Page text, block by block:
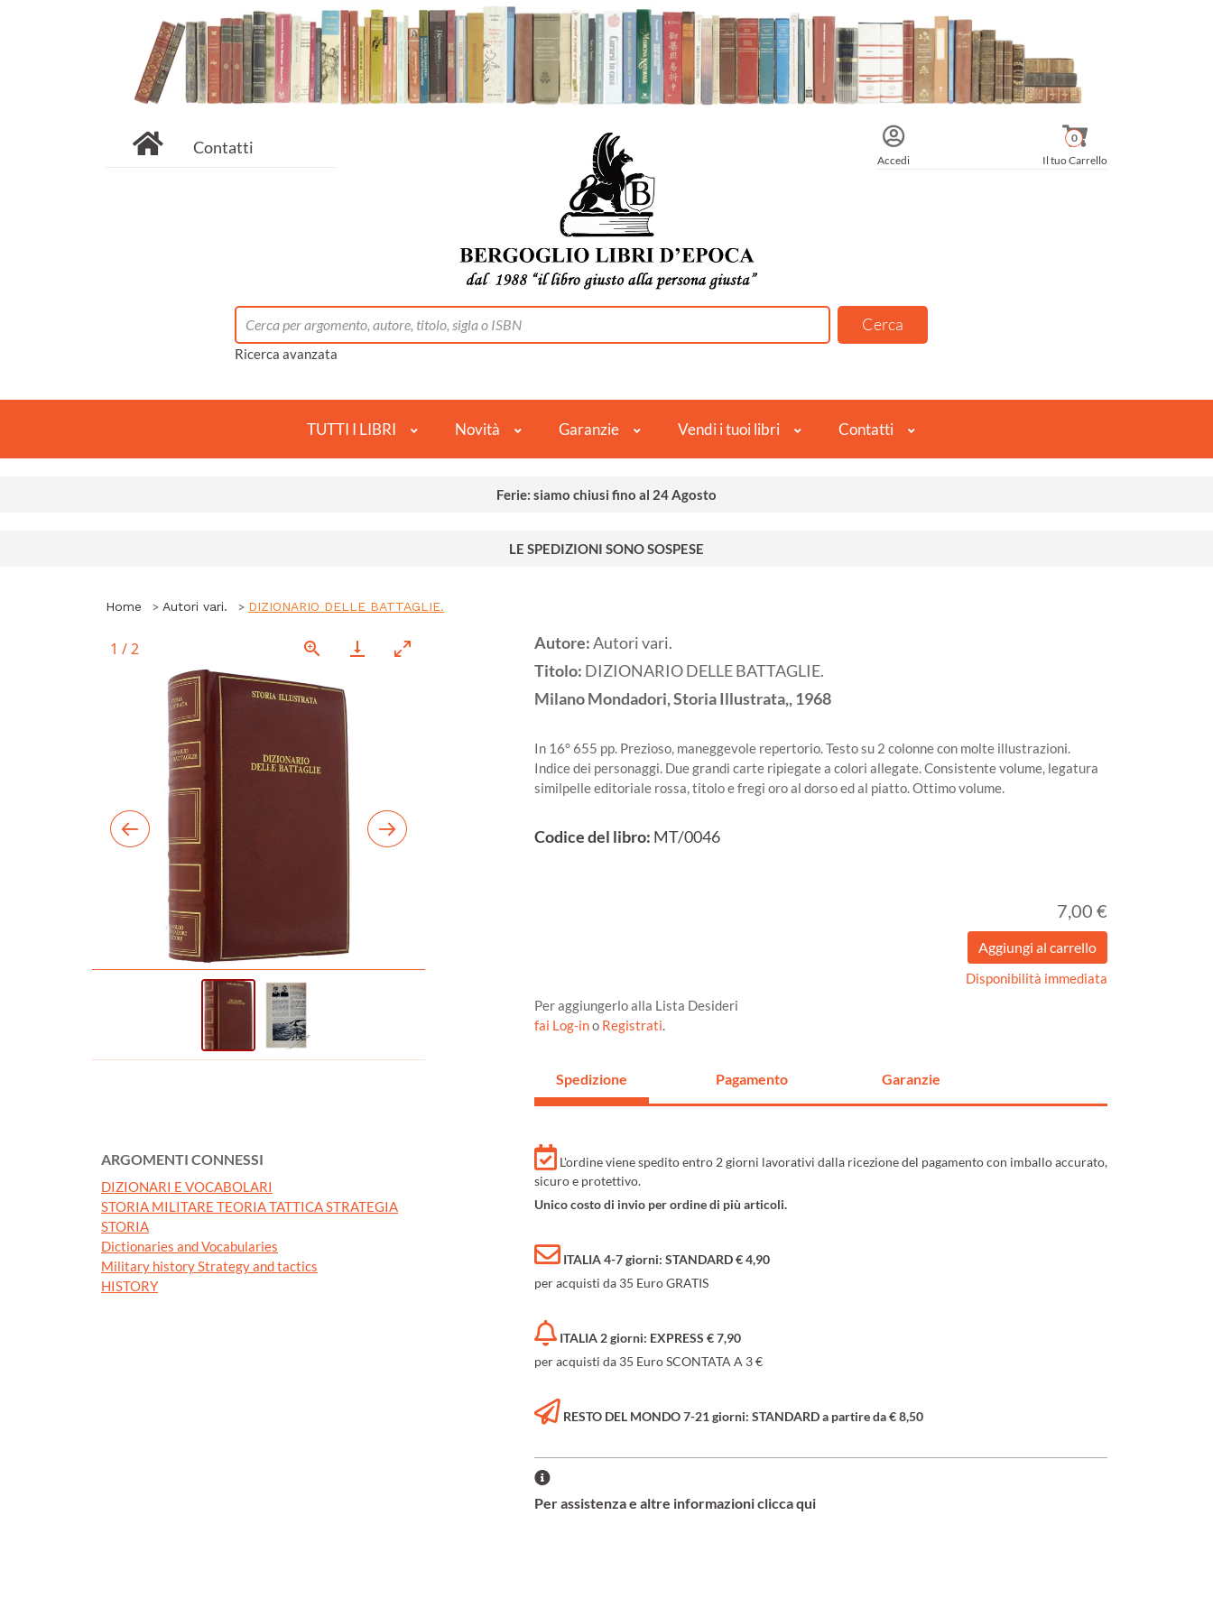
Contatti
Accedi Il tuo Carrello
0
Ricerca avanzata
TUTTI I LIBRI Novità Garanzie Vendi i tuoi libri Contatti
Ferie: siamo chiusi fino al 24 Agosto
LE SPEDIZIONI SONO SOSPESE
Home Autori vari. DIZIONARIO DELLE BATTAGLIE.
1 /2
ARGOMENTI CONNESSI
DIZIONARI E VOCABOLARI
STORIA MILITARE TEORIA TATTICA STRATEGIA
STORIA
Dictionaries and Vocabularies
Military history Strategy and tactics
HISTORY
Autore:Autori vari.
Titolo: DIZIONARIO DELLE BATTAGLIE.
MilanoMondadori, Storia Illustrata,,1968
In 16° 655 pp. Prezioso, maneggevole repertorio. Testo su 2 colonne con molte illustrazioni.
Indice dei personaggi. Due grandi carte ripiegate a colori allegate. Consistente volume, legatura
similpelle editoriale rossa, titolo e fregi oro al dorso ed al piatto. Ottimo volume.
Codice del libro: MT/0046
7,00 €
Disponibilità immediata
Per aggiungerlo alla Lista Desideri
fai Log-ino Registrati.
Spedizione Pagamento Garanzie
L'ordine viene spedito entro 2 giorni lavorativi dalla ricezione del pagamento con imballo accurato,
sicuro e protettivo.
Unico costo di invio per ordine di più articoli.
ITALIA 4-7 giorni: STANDARD € 4,90
per acquisti da 35 Euro GRATIS
ITALIA 2 giorni: EXPRESS € 7,90
per acquisti da 35 Euro SCONTATA A 3 €
RESTO DEL MONDO 7-21 giorni: STANDARD a partire da € 8,50
Per assistenza e altre informazioni clicca qui